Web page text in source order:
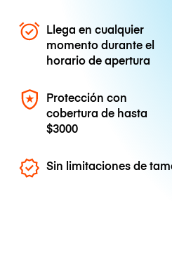
Llega en cualquier
momento durante el
horario de apertura
Protección con
cobertura de hasta
$3000
Sin limitaciones de